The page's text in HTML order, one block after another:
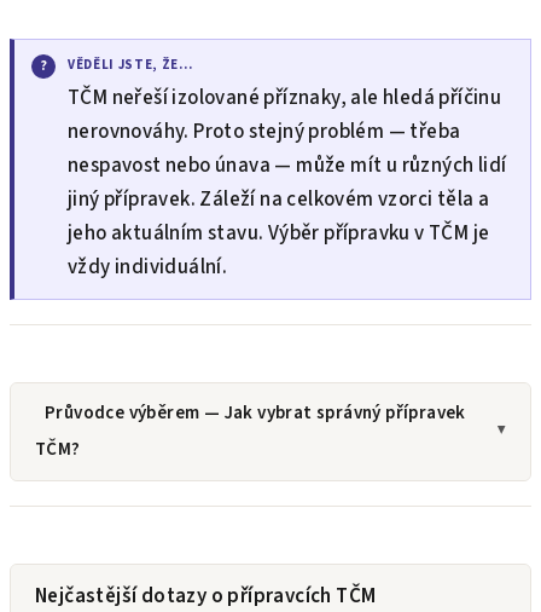
s
VĚDĚLI JSTE, ŽE…
TČM neřeší izolované příznaky, ale hledá příčinu
nerovnováhy. Proto stejný problém — třeba
nespavost nebo únava — může mít u různých lidí
jiný přípravek. Záleží na celkovém vzorci těla a
jeho aktuálním stavu. Výběr přípravku v TČM je
vždy individuální.
Průvodce výběrem — Jak vybrat správný přípravek
TČM?
Nejčastější dotazy o přípravcích TČM